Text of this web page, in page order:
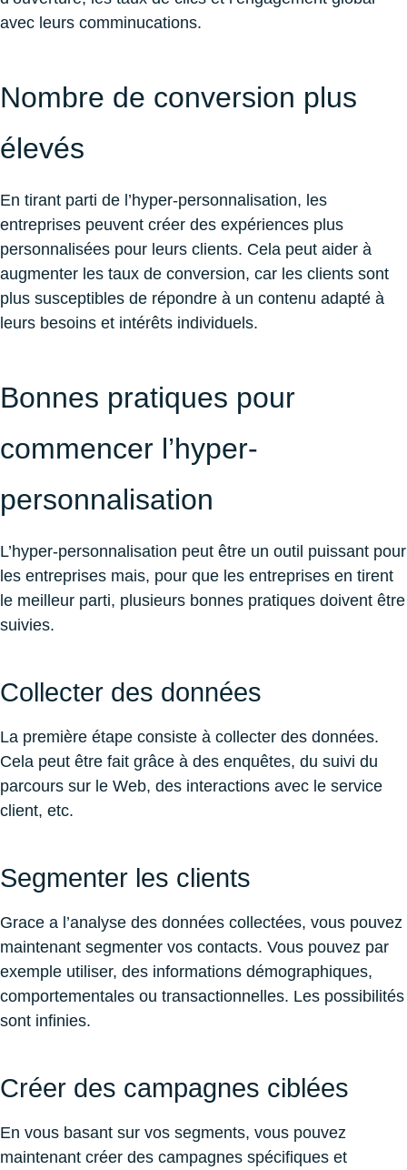
avec leurs comminucations.
Nombre de conversion plus
élevés
En tirant parti de l’hyper-personnalisation, les
entreprises peuvent créer des expériences plus
personnalisées pour leurs clients. Cela peut aider à
augmenter les taux de conversion, car les clients sont
plus susceptibles de répondre à un contenu adapté à
leurs besoins et intérêts individuels.
Bonnes pratiques pour
commencer l’hyper-
personnalisation
L’hyper-personnalisation peut être un outil puissant pour
les entreprises mais, pour que les entreprises en tirent
le meilleur parti, plusieurs bonnes pratiques doivent être
suivies.
Collecter des données
La première étape consiste à collecter des données.
Cela peut être fait grâce à des enquêtes, du suivi du
parcours sur le Web, des interactions avec le service
client, etc.
Segmenter les clients
Grace a l’analyse des données collectées, vous pouvez
maintenant segmenter vos contacts. Vous pouvez par
exemple utiliser, des informations démographiques,
comportementales ou transactionnelles. Les possibilités
sont infinies.
Créer des campagnes ciblées
En vous basant sur vos segments, vous pouvez
maintenant créer des campagnes spécifiques et